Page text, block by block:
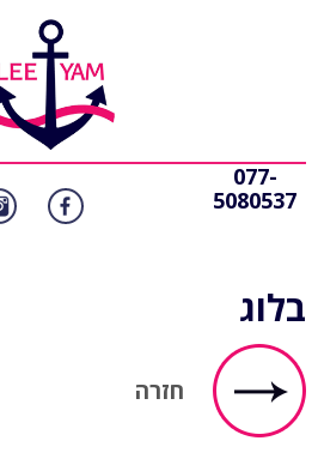
077-
5080537
בלוג
חזרה